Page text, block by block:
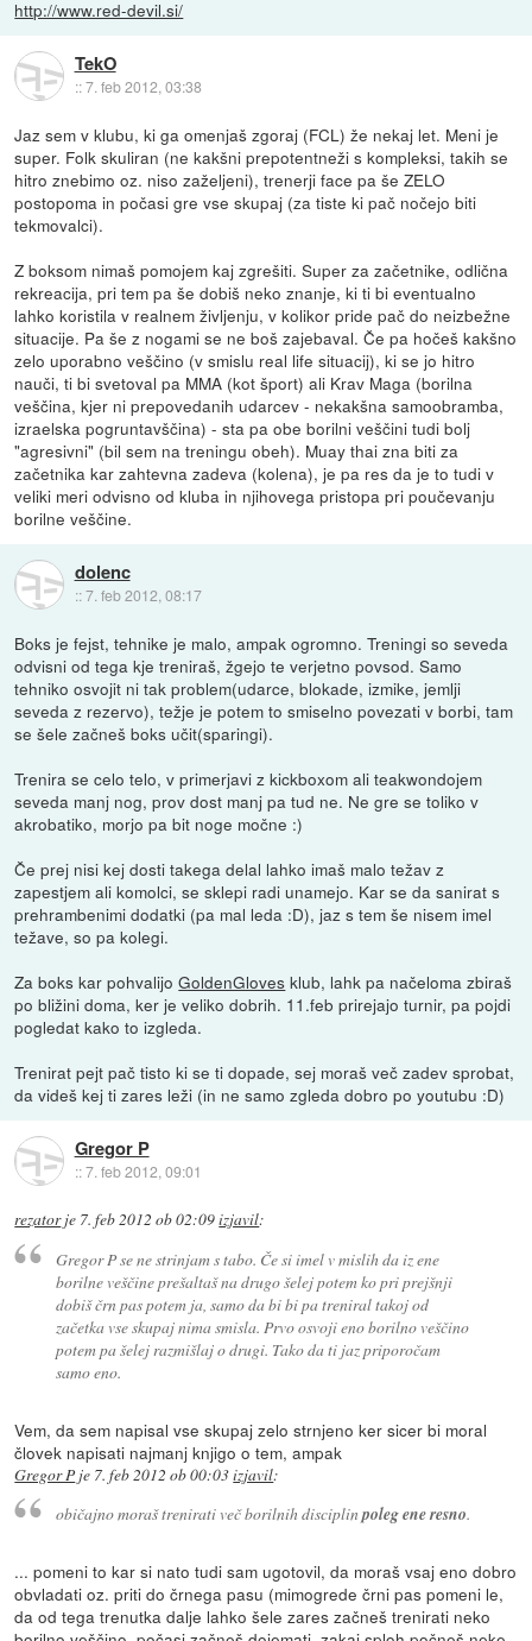
http://www.red-devil.si/
TekO
::7. feb 2012, 03:38
Jaz sem v klubu, ki ga omenjaš zgoraj (FCL) že nekaj let. Meni je
super. Folk skuliran (ne kakšni prepotentneži s kompleksi, takih se
hitro znebimo oz. niso zaželjeni), trenerji face pa še ZELO
postopoma in počasi gre vse skupaj (za tiste ki pač nočejo biti
tekmovalci).
Z boksom nimaš pomojem kaj zgrešiti. Super za začetnike, odlična
rekreacija, pri tem pa še dobiš neko znanje, ki ti bi eventualno
lahko koristila v realnem življenju, v kolikor pride pač do neizbežne
situacije. Pa še z nogami se ne boš zajebaval. Če pa hočeš kakšno
zelo uporabno veščino (v smislu real life situacij), ki se jo hitro
nauči, ti bi svetoval pa MMA (kot šport) ali Krav Maga (borilna
veščina, kjer ni prepovedanih udarcev - nekakšna samoobramba,
izraelska pogruntavščina) - sta pa obe borilni veščini tudi bolj
"agresivni" (bil sem na treningu obeh). Muay thai zna biti za
začetnika kar zahtevna zadeva (kolena), je pa res da je to tudi v
veliki meri odvisno od kluba in njihovega pristopa pri poučevanju
borilne veščine.
dolenc
::7. feb 2012, 08:17
Boks je fejst, tehnike je malo, ampak ogromno. Treningi so seveda
odvisni od tega kje treniraš, žgejo te verjetno povsod. Samo
tehniko osvojit ni tak problem(udarce, blokade, izmike, jemlji
seveda z rezervo), težje je potem to smiselno povezati v borbi, tam
se šele začneš boks učit(sparingi).
Trenira se celo telo, v primerjavi z kickboxom ali teakwondojem
seveda manj nog, prov dost manj pa tud ne. Ne gre se toliko v
akrobatiko, morjo pa bit noge močne :)
Če prej nisi kej dosti takega delal lahko imaš malo težav z
zapestjem ali komolci, se sklepi radi unamejo. Kar se da sanirat s
prehrambenimi dodatki (pa mal leda :D), jaz s tem še nisem imel
težave, so pa kolegi.
Za boks kar pohvalijoGoldenGloves klub, lahk pa načeloma zbiraš
po bližini doma, ker je veliko dobrih. 11.feb prirejajo turnir, pa pojdi
pogledat kako to izgleda.
Trenirat pejt pač tisto ki se ti dopade, sej moraš več zadev sprobat,
da videš kej ti zares leži (in ne samo zgleda dobro po youtubu :D)
Gregor P
::7. feb 2012, 09:01
rezatorje 7. feb 2012 ob 02:09izjavil:
Gregor P se ne strinjam s tabo. Če si imel v mislih da iz ene
borilne veščine prešaltaš na drugo šelej potem ko pri prejšnji
dobiš črn pas potem ja, samo da bi bi pa treniral takoj od
začetka vse skupaj nima smisla. Prvo osvoji eno borilno veščino
potem pa šelej razmišlaj o drugi. Tako da ti jaz priporočam
samo eno.
Vem, da sem napisal vse skupaj zelo strnjeno ker sicer bi moral
človek napisati najmanj knjigo o tem, ampak
Gregor P je 7. feb 2012 ob 00:03izjavil:
običajno moraš trenirati več borilnih disciplinpoleg ene resno.
... pomeni to kar si nato tudi sam ugotovil, da moraš vsaj eno dobro
obvladati oz. priti do črnega pasu (mimogrede črni pas pomeni le,
da od tega trenutka dalje lahko šele zares začneš trenirati neko